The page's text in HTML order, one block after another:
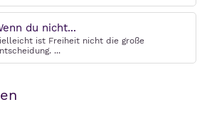
du nicht...
ist Freiheit nicht die große
...